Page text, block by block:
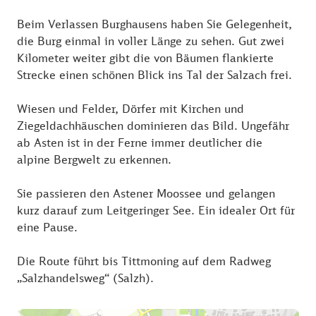
Beim Verlassen Burghausens haben Sie Gelegenheit,
die Burg einmal in voller Länge zu sehen. Gut zwei
Kilometer weiter gibt die von Bäumen flankierte
Strecke einen schönen Blick ins Tal der Salzach frei.
Wiesen und Felder, Dörfer mit Kirchen und
Ziegeldachhäuschen dominieren das Bild. Ungefähr
ab Asten ist in der Ferne immer deutlicher die
alpine Bergwelt zu erkennen.
Sie passieren den Astener Moossee und gelangen
kurz darauf zum Leitgeringer See. Ein idealer Ort für
eine Pause.
Die Route führt bis Tittmoning auf dem Radweg
„Salzhandelsweg“ (Salzh).